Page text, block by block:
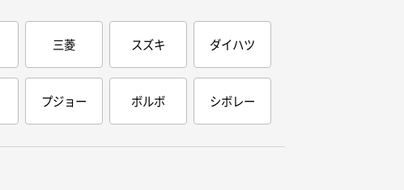
三菱 スズキ ダイハツ
プジョー ボルボ シボレー